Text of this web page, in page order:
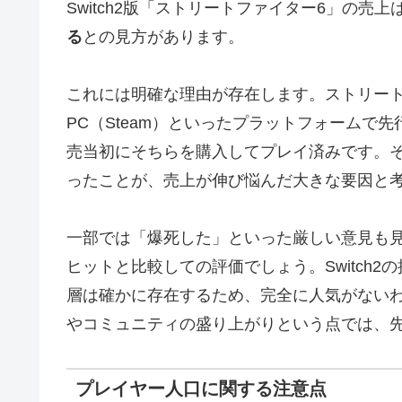
Switch2版「ストリートファイター6」の売上
る との見方があります。
これには明確な理由が存在します。ストリー
PC（Steam）といったプラットフォームで
売当初にそちらを購入してプレイ済みです。
った ことが、売上が伸び悩んだ大きな要因と
一部では「爆死した」といった厳しい意見も
ヒットと比較しての評価でしょう。Switch2
層は確かに存在するため、完全に人気がない
やコミュニティの盛り上がりという点では、
プレイヤー人口に関する注意点